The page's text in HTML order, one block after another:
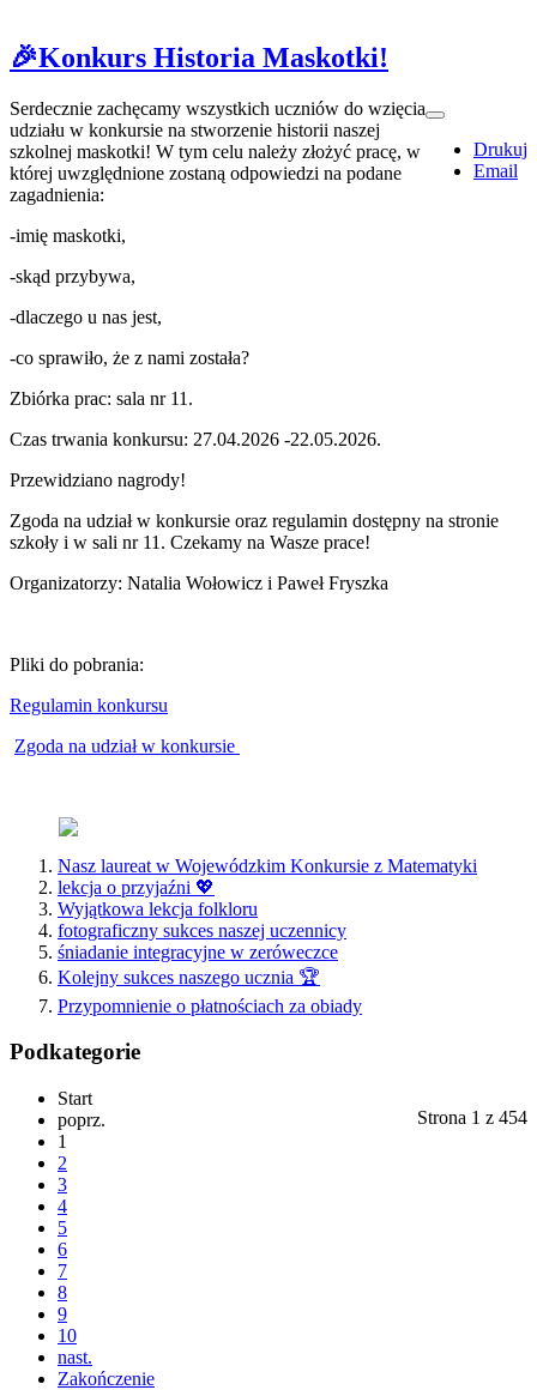
🎉Konkurs Historia Maskotki!
Drukuj
Email
Serdecznie zachęcamy wszystkich uczniów do wzięcia
udziału w konkursie na stworzenie historii naszej
szkolnej maskotki! W tym celu należy złożyć pracę, w
której uwzględnione zostaną odpowiedzi na podane
zagadnienia:
-imię maskotki,
-skąd przybywa,
-dlaczego u nas jest,
-co sprawiło, że z nami została?
Zbiórka prac: sala nr 11.
Czas trwania konkursu: 27.04.2026 -22.05.2026.
Przewidziano nagrody!
Zgoda na udział w konkursie oraz regulamin dostępny na stronie
szkoły i w sali nr 11. Czekamy na Wasze prace!
Organizatorzy: Natalia Wołowicz i Paweł Fryszka
Pliki do pobrania:
Regulamin konkursu
Zgoda na udział w konkursie
Nasz laureat w Wojewódzkim Konkursie z Matematyki
lekcja o przyjaźni 💖
Wyjątkowa lekcja folkloru
fotograficzny sukces naszej uczennicy
śniadanie integracyjne w zeróweczce
Kolejny sukces naszego ucznia 🏆
Przypomnienie o płatnościach za obiady
Podkategorie
Strona 1 z 454
Start
poprz.
1
2
3
4
5
6
7
8
9
10
nast.
Zakończenie